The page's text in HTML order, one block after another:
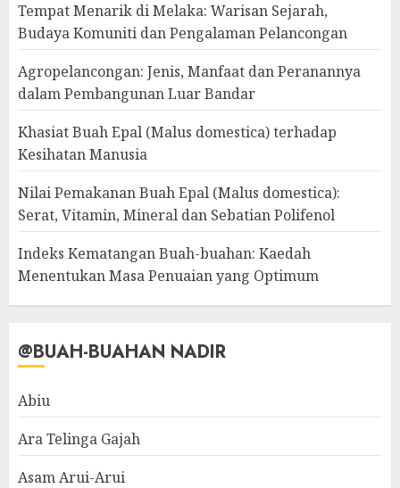
Tempat Menarik di Melaka: Warisan Sejarah,
Budaya Komuniti dan Pengalaman Pelancongan
Agropelancongan: Jenis, Manfaat dan Peranannya
dalam Pembangunan Luar Bandar
Khasiat Buah Epal (Malus domestica) terhadap
Kesihatan Manusia
Nilai Pemakanan Buah Epal (Malus domestica):
Serat, Vitamin, Mineral dan Sebatian Polifenol
Indeks Kematangan Buah-buahan: Kaedah
Menentukan Masa Penuaian yang Optimum
@BUAH-BUAHAN NADIR
Abiu
Ara Telinga Gajah
Asam Arui-Arui